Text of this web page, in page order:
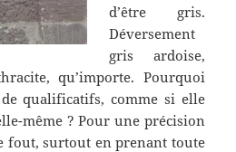
d’être gris.
Déversement
gris ardoise,
qu’importe. Pourquoi
qualificatifs, comme si elle
même ? Pour une précision
fout,surtout en prenant toute